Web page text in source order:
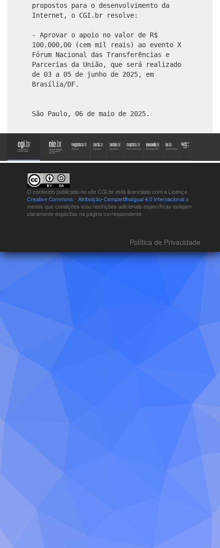
propostos para o desenvolvimento da
Internet, o CGI.br resolve:
- Aprovar o apoio no valor de R$
100.000,00 (cem mil reais) ao evento X
Fórum Nacional das Transferências e
Parcerias da União, que será realizado
de 03 a 05 de junho de 2025, em
Brasília/DF.
São Paulo, 06 de maio de 2025.
O conteúdo publicado no site CGI.br está licenciado com a Licença
Creative Commons - Atribuição-CompartilhaIgual 4.0 Internacionala
menos que condições e/ou restrições adicionais específicas estejam
claramente explícitas na página correspondente.
Política de Privacidade